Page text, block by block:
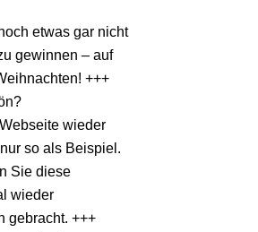
etwas gar nicht
gewinnen – auf
+++
wieder
so als Beispiel.
Sie diese
wieder
gebracht. +++